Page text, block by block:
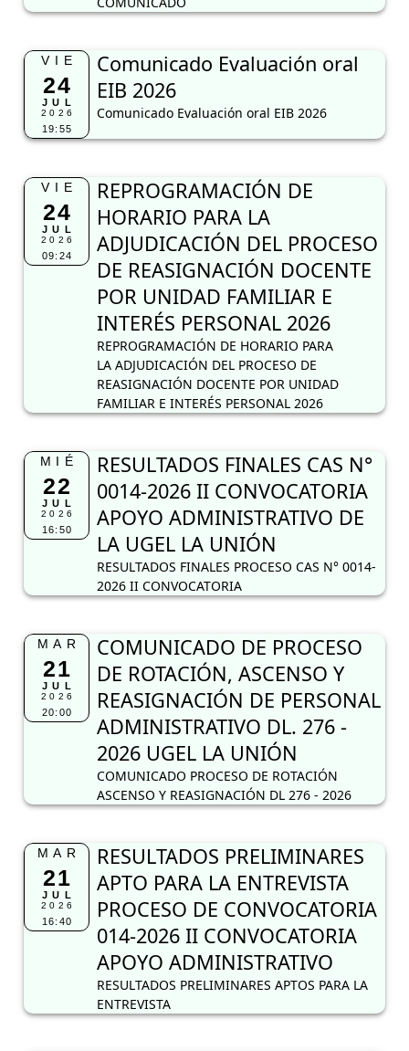
VIE
24
JUL
2026
19:55
Comunicado Evaluación oral
EIB 2026
Comunicado Evaluación oral EIB 2026
VIE
24
JUL
2026
09:24
REPROGRAMACIÓN DE
HORARIO PARA LA
ADJUDICACIÓN DEL PROCESO
DE REASIGNACIÓN DOCENTE
POR UNIDAD FAMILIAR E
INTERÉS PERSONAL 2026
REPROGRAMACIÓN DE HORARIO PARA
LA ADJUDICACIÓN DEL PROCESO DE
REASIGNACIÓN DOCENTE POR UNIDAD
FAMILIAR E INTERÉS PERSONAL 2026
MIÉ
22
JUL
2026
16:50
RESULTADOS FINALES CAS N°
0014-2026 II CONVOCATORIA
APOYO ADMINISTRATIVO DE
LA UGEL LA UNIÓN
RESULTADOS FINALES PROCESO CAS N° 0014-
2026 II CONVOCATORIA
MAR
21
JUL
2026
20:00
COMUNICADO DE PROCESO
DE ROTACIÓN, ASCENSO Y
REASIGNACIÓN DE PERSONAL
ADMINISTRATIVO DL. 276 -
2026 UGEL LA UNIÓN
COMUNICADO PROCESO DE ROTACIÓN
ASCENSO Y REASIGNACIÓN DL 276 - 2026
MAR
21
JUL
2026
16:40
RESULTADOS PRELIMINARES
APTO PARA LA ENTREVISTA
PROCESO DE CONVOCATORIA
014-2026 II CONVOCATORIA
APOYO ADMINISTRATIVO
RESULTADOS PRELIMINARES APTOS PARA LA
ENTREVISTA